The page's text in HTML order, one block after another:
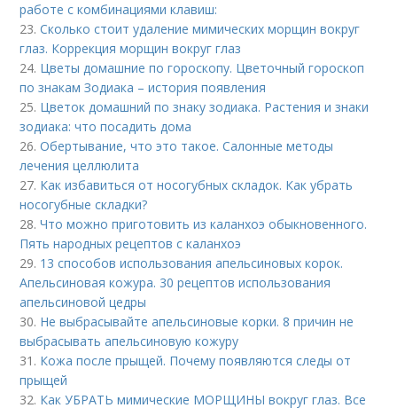
работе с комбинациями клавиш:
23.Сколько стоит удаление мимических морщин вокруг
глаз. Коррекция морщин вокруг глаз
24. Цветы домашние по гороскопу. Цветочный гороскоп
по знакам Зодиака – история появления
25. Цветок домашний по знаку зодиака. Растения и знаки
зодиака: что посадить дома
26.Обертывание, что это такое. Салонные методы
лечения целлюлита
27. Как избавиться от носогубных складок. Как убрать
носогубные складки?
28.Что можно приготовить из каланхоэ обыкновенного.
Пять народных рецептов с каланхоэ
29. 13 способов использования апельсиновых корок.
Апельсиновая кожура. 30 рецептов использования
апельсиновой цедры
30. Не выбрасывайте апельсиновые корки. 8 причин не
выбрасывать апельсиновую кожуру
31. Кожа после прыщей. Почему появляются следы от
прыщей
32. Как УБРАТЬ мимические МОРЩИНЫ вокруг глаз. Все